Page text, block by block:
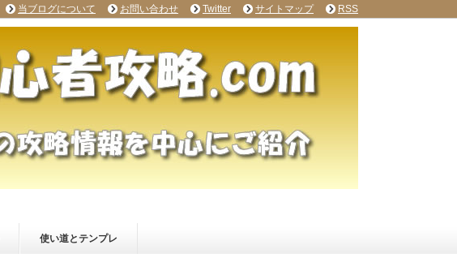
使い道とテンプレ
当ブログについて お問い合わせ Twitter サイトマップ RSS